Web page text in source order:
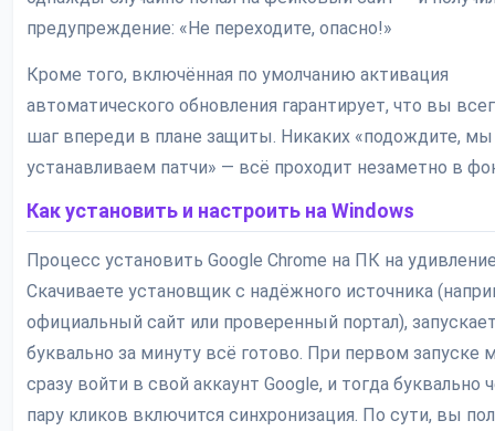
предупреждение: «Не переходите, опасно!»
Кроме того, включённая по умолчанию активация
автоматического обновления гарантирует, что вы
шаг впереди в плане защиты. Никаких «подождите, мы
устанавливаем патчи» — всё проходит незаметно в
Как установить и настроить на Windows
Процесс установить Google Chrome на ПК на
Скачиваете установщик с надёжного источника
официальный сайт или проверенный портал),
буквально за минуту всё готово. При первом запуске
сразу войти в свой аккаунт Google, и тогда буквально
пару кликов включится синхронизация. По сути, вы